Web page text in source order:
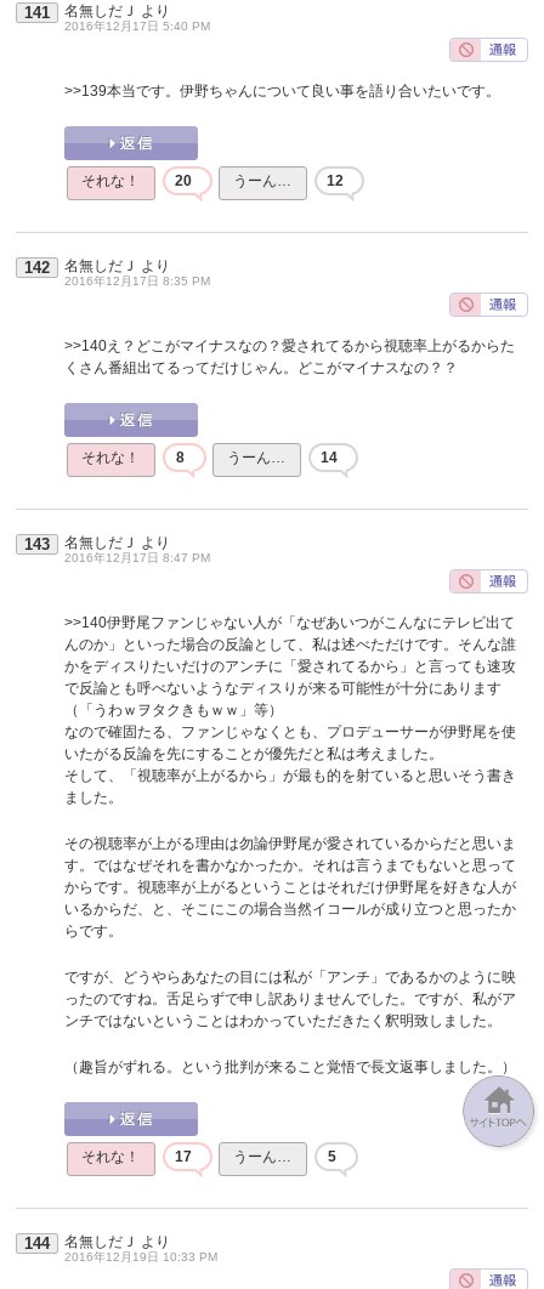
141 名無しだＪ より
2016年12月17日 5:40 PM
>>139本当です。伊野ちゃんについて良い事を語り合いたいです。
それな！ 20 うーん… 12
142 名無しだＪ より
2016年12月17日 8:35 PM
>>140え？どこがマイナスなの？愛されてるから視聴率上がるからた
くさん番組出てるってだけじゃん。どこがマイナスなの？？
それな！ 8 うーん… 14
143 名無しだＪ より
2016年12月17日 8:47 PM
>>140伊野尾ファンじゃない人が「なぜあいつがこんなにテレビ出て
んのか」といった場合の反論として、私は述べただけです。そんな誰
かをディスりたいだけのアンチに「愛されてるから」と言っても速攻
で反論とも呼べないようなディスりが来る可能性が十分にあります
（「うわｗヲタクきもｗｗ」等）
なので確固たる、ファンじゃなくとも、プロデューサーが伊野尾を使
いたがる反論を先にすることが優先だと私は考えました。
そして、「視聴率が上がるから」が最も的を射ていると思いそう書き
ました。
その視聴率が上がる理由は勿論伊野尾が愛されているからだと思いま
す。ではなぜそれを書かなかったか。それは言うまでもないと思って
からです。視聴率が上がるということはそれだけ伊野尾を好きな人が
いるからだ、と、そこにこの場合当然イコールが成り立つと思ったか
らです。
ですが、どうやらあなたの目には私が「アンチ」であるかのように映
ったのですね。舌足らずで申し訳ありませんでした。ですが、私がア
ンチではないということはわかっていただきたく釈明致しました。
（趣旨がずれる。という批判が来ること覚悟で長文返事しました。）
それな！ 17 うーん… 5
144 名無しだＪ より
2016年12月19日 10:33 PM